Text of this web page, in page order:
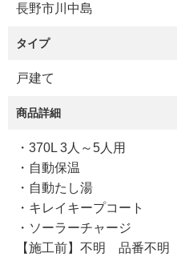
長野市川中島
タイプ
戸建て
商品詳細
・370L 3人～5人用
・自動保温
・自動たし湯
・キレイキープコート
・ソーラーチャージ
【施工前】不明 品番不明